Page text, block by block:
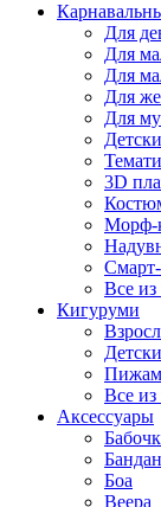
Для
Для
Для
Для
Для
3D
Морф-
Все
Кигуруми
Все
Аксессуары
Боа
Веера